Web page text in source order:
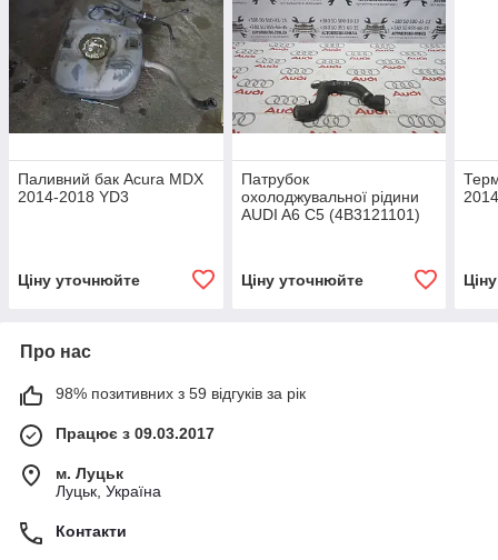
Паливний бак Acura MDX
2014-2018 YD3
Ціну уточнюйте
Патрубок
охолоджувальної рідини
AUDI A6 C5 (4B3121101)
Ціну уточнюйте
Про нас
98% позитивних з 59 відгуків за рік
Працює з 09.03.2017
м. Луцьк
Луцьк, Україна
Контакти